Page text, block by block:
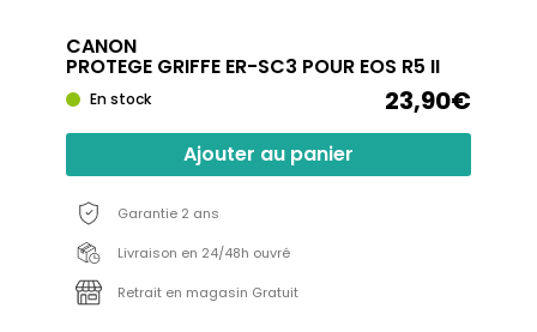
CANON
PROTEGE GRIFFE ER-SC3 POUR EOS R5 II
En stock 23,90€
Ajouter au panier
Garantie 2 ans
Livraison en 24/48h ouvré
Retrait en magasin Gratuit